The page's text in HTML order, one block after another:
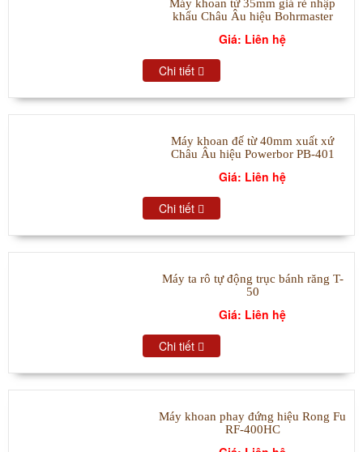
Máy khoan từ 35mm giá rẻ nhập
khẩu Châu Âu hiệu Bohrmaster
Giá: Liên hệ
Chi tiết
Máy khoan đế từ 40mm xuất xứ
Châu Âu hiệu Powerbor PB-401
Giá: Liên hệ
Chi tiết
Máy ta rô tự động trục bánh răng T-
50
Giá: Liên hệ
Chi tiết
Máy khoan phay đứng hiệu Rong Fu
RF-400HC